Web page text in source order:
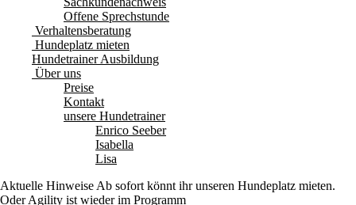
Offene Sprechstunde
Verhaltensberatung
Hundeplatz mieten
Hundetrainer Ausbildung
Über uns
Preise
Kontakt
unsere Hundetrainer
Enrico Seeber
Isabella
Lisa
Aktuelle Hinweise Ab sofort könnt ihr unseren Hundeplatz mieten.
Oder Agility ist wieder im Programm